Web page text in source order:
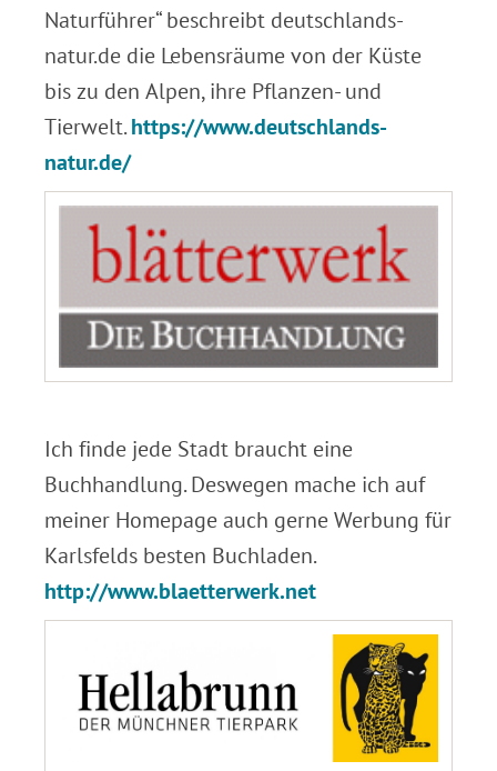
Naturführer“ beschreibt deutschlands-
natur.de die Lebensräume von der Küste
bis zu den Alpen, ihre Pflanzen- und
Tierwelt.https://www.deutschlands-
natur.de/
Ich finde jede Stadt braucht eine
Buchhandlung. Deswegen mache ich auf
meiner Homepage auch gerne Werbung für
Karlsfelds besten Buchladen.
http://www.blaetterwerk.net